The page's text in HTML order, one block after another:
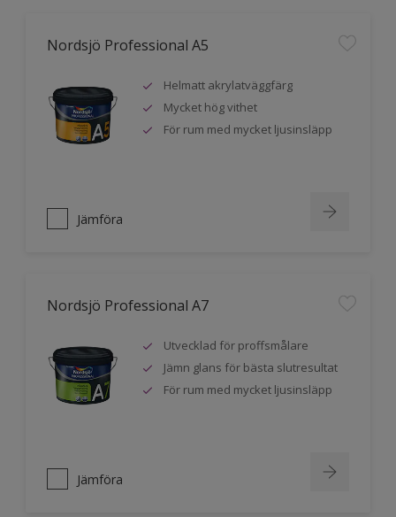
Nordsjö Professional A5
Helmatt akrylatväggfärg
Mycket hög vithet
För rum med mycket ljusinsläpp
Jämföra
Nordsjö Professional A7
Utvecklad för proffsmålare
Jämn glans för bästa slutresultat
För rum med mycket ljusinsläpp
Jämföra